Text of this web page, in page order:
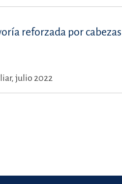
reforzada por
julio 2022